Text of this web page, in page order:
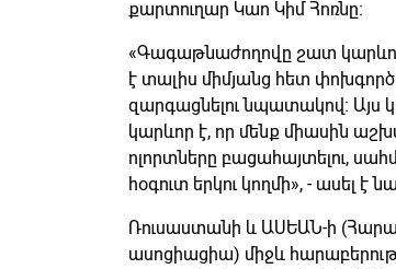
քարտուղար Կաո Կիմ Հոռնը։
«Գագաթնաժողովը շատ կարևոր
է տալիս միմյանց հետ
զարգացնելու նպատակով։ Այս
կարևոր է, որ մենք միասին
ոլորտները բացահայտելու,
հօգուտ երկու կողմի», - ասել է
Ռուսաստանի և ԱՍԵԱՆ-ի
ասոցիացիա) միջև